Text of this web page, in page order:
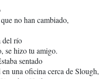
no han cambiado,
del río
se hizo tu amigo.
sentado
una oficina cerca de Slough,